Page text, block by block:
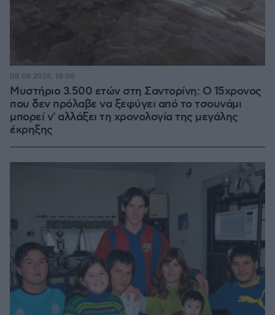
Μυστήριο 3.500 ετών στη Σαντορίνη: Ο 15χρονος
που δεν πρόλαβε να ξεφύγει από το τσουνάμι
μπορεί ν' αλλάξει τη χρονολογία της μεγάλης
έκρηξης
08.08.2026, 18:08